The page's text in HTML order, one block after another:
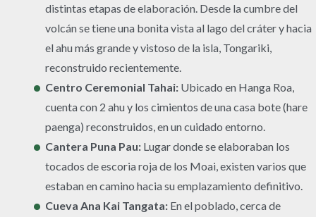
distintas etapas de elaboración. Desde la cumbre del
volcán se tiene una bonita vista al lago del cráter y hacia
el ahu más grande y vistoso de la isla, Tongariki,
reconstruido recientemente.
Centro Ceremonial Tahai: Ubicado en Hanga Roa,
cuenta con 2 ahu y los cimientos de una casa bote (hare
paenga) reconstruidos, en un cuidado entorno.
Cantera Puna Pau: Lugar donde se elaboraban los
tocados de escoria roja de los Moai, existen varios que
estaban en camino hacia su emplazamiento definitivo.
Cueva Ana Kai Tangata: En el poblado, cerca de